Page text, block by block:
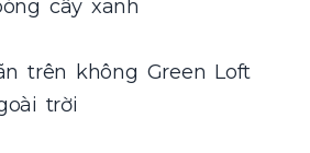
cây xanh
trên không Green Loft
trời